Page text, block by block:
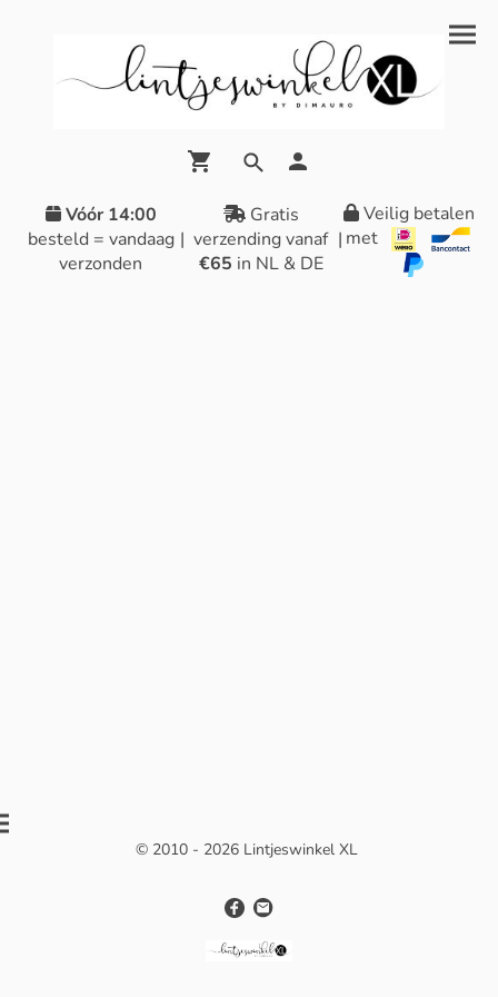
Vóór 14:00
besteld = vandaag
verzonden
|
Gratis
verzending vanaf
€65 in NL & DE
|
Veilig betalen
met
© 2010 - 2026 Lintjeswinkel XL